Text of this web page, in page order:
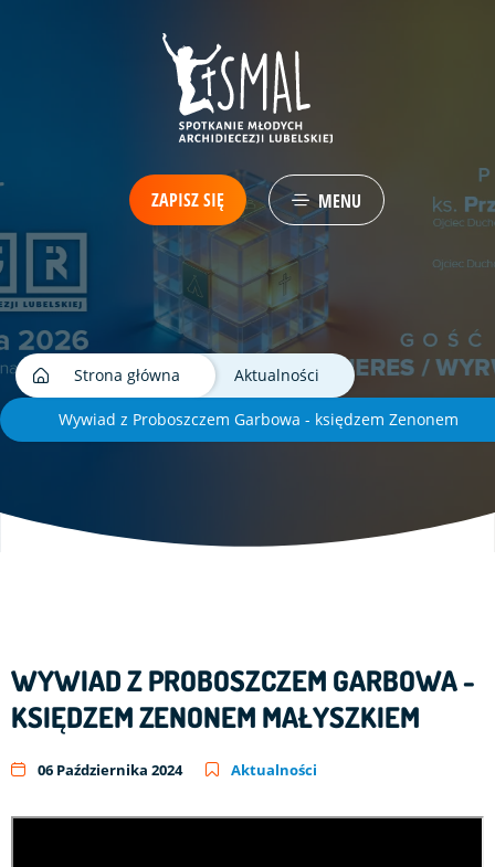
ZAPISZ SIĘ MENU
Strona główna Aktualności
Wywiad z Proboszczem Garbowa - księdzem Zenonem
WYWIAD Z PROBOSZCZEM GARBOWA -
KSIĘDZEM ZENONEM MAŁYSZKIEM
06 Października 2024 Aktualności